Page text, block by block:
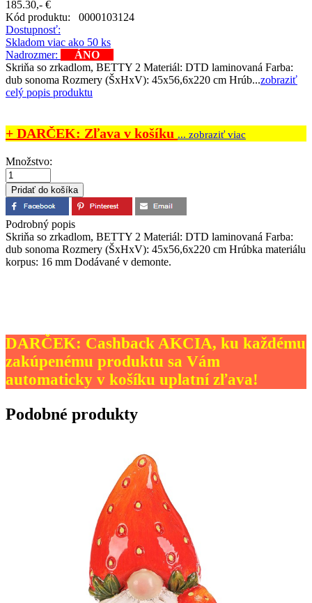
185.30,- €
Kód produktu: 0000103124
Dostupnosť:
Skladom viac ako 50 ks
Nadrozmer:
ÁNO
Skriňa so zrkadlom, BETTY 2 Materiál: DTD laminovaná Farba:
dub sonoma Rozmery (ŠxHxV): 45x56,6x220 cm Hrúb...zobraziť
celý popis produktu
+ DARČEK: Zľava v košíku ... zobraziť viac
Množstvo:
Podrobný popis
Skriňa so zrkadlom, BETTY 2 Materiál: DTD laminovaná Farba:
dub sonoma Rozmery (ŠxHxV): 45x56,6x220 cm Hrúbka materiálu
korpus: 16 mm Dodávané v demonte.
DARČEK: Cashback AKCIA, ku každému
zakúpenému produktu sa Vám
automaticky v košíku uplatní zľava!
Podobné produkty